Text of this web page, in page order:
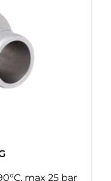
max 25 bar